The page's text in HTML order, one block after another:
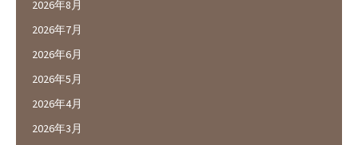
2026年8月
2026年7月
2026年6月
2026年5月
2026年4月
2026年3月